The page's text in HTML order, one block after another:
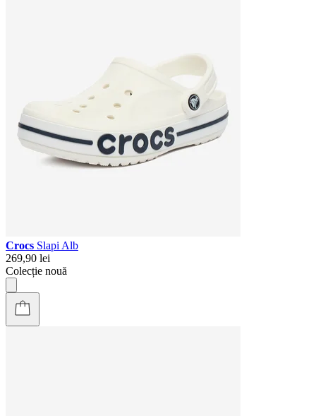
Crocs Slapi Alb
269,90 lei
Colecție nouă